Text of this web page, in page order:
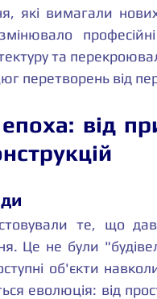
які вимагали
та
перетворень від
від
те, що
Це не були
об'єкти
еволюція: від